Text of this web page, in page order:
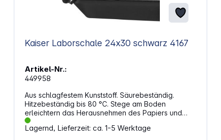
Kaiser Laborschale 24x30 schwarz 4167
Artikel-Nr.:
449958
Aus schlagfestem Kunststoff. Säurebeständig.
Hitzebeständig bis 80 °C. Stege am Boden
erleichtern das Herausnehmen des Papiers und
gewähren optimalen Chemikalienfluss und Stabilität.
Mit Ausgussnase.Maße: 375 x 315 x 70 mm
Lagernd, Lieferzeit: ca. 1-5 Werktage